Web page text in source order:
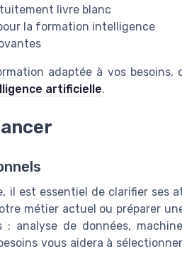
livre blanc
la formation intelligence
adaptée à vos besoins,
artificielle.
est essentiel de clarifier ses
métier actuel ou préparer
analyse de données,
vous aidera à